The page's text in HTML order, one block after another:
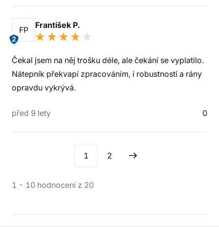
FP
2
František P.
Čekal jsem na něj trošku déle, ale čekání se vyplatilo.
Nátepník překvapí zpracováním, i robustností a rány
opravdu vykrývá.
před 9 lety 0
1 2
1 - 10 hodnocení z 20